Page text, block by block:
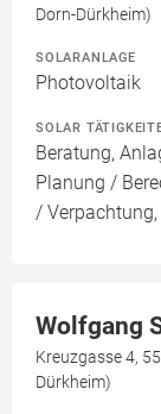
Dorn-Dürkheim)
SOLARANLAGE
Photovoltaik
SOLAR
Beratung,
Planung /
/
Wolfgang
Kreuzgasse 4,
Dürkheim)